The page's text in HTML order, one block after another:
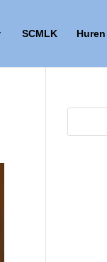
SCMLK Huren